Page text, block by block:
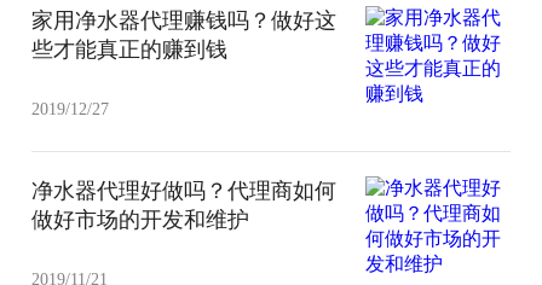
家用净水器代理赚钱吗？做好这
些才能真正的赚到钱
2019/12/27
净水器代理好做吗？代理商如何
做好市场的开发和维护
2019/11/21